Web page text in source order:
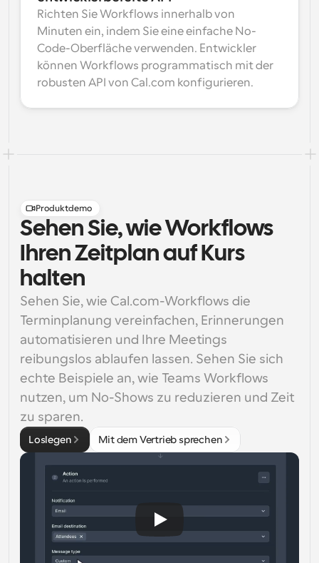
Richten Sie Workflows innerhalb von
Minuten ein, indem Sie eine einfache No-
Code-Oberfläche verwenden. Entwickler
können Workflows programmatisch mit der
robusten API von Cal.com konfigurieren.
Produktdemo
Sehen Sie, wie Workflows
Ihren Zeitplan auf Kurs
halten
Sehen Sie, wie Cal.com-Workflows die
Terminplanung vereinfachen, Erinnerungen
automatisieren und Ihre Meetings
reibungslos ablaufen lassen. Sehen Sie sich
echte Beispiele an, wie Teams Workflows
nutzen, um No-Shows zu reduzieren und Zeit
zu sparen.
Loslegen Mit dem Vertrieb sprechen